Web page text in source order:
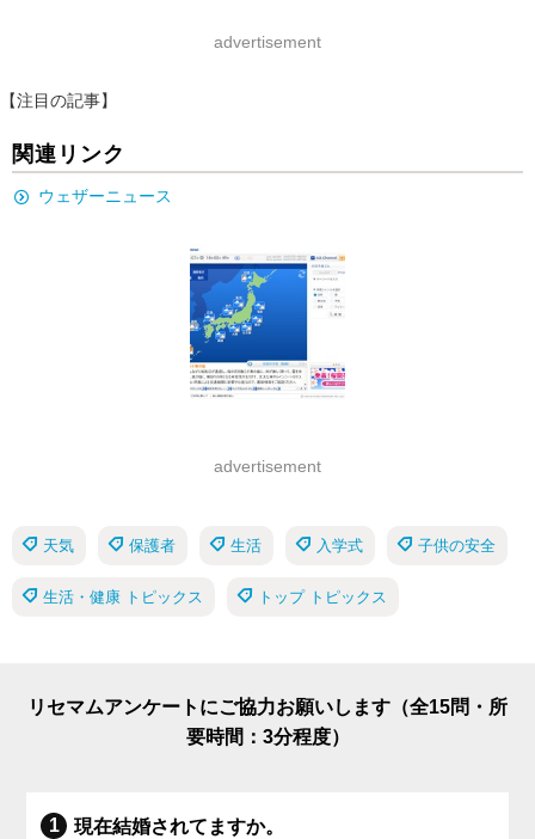
advertisement
【注目の記事】
関連リンク
ウェザーニュース
advertisement
天気 保護者 生活 入学式 子供の安全
生活・健康 トピックス トップ トピックス
リセマムアンケートにご協力お願いします（全15問・所
要時間：3分程度）
現在結婚されてますか。